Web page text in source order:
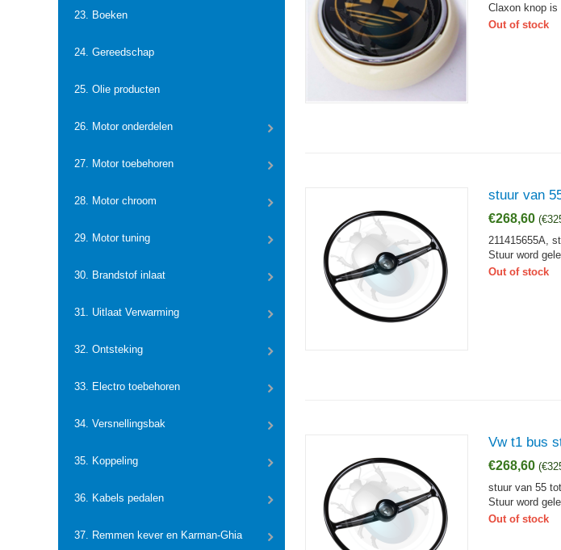
23. Boeken
24. Gereedschap
25. Olie producten
26. Motor onderdelen
27. Motor toebehoren
28. Motor chroom
29. Motor tuning
30. Brandstof inlaat
31. Uitlaat Verwarming
32. Ontsteking
33. Electro toebehoren
34. Versnellingsbak
35. Koppeling
36. Kabels pedalen
37. Remmen kever en Karman-Ghia
Claxon knop
Out of stock
stuur van
€268,60 (€
211415655A,
Stuur word
Out of stock
Vw t1 bus
€268,60 (€
stuur van 55
Stuur word
Out of stock